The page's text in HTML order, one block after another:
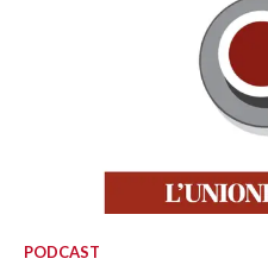
PODCAST